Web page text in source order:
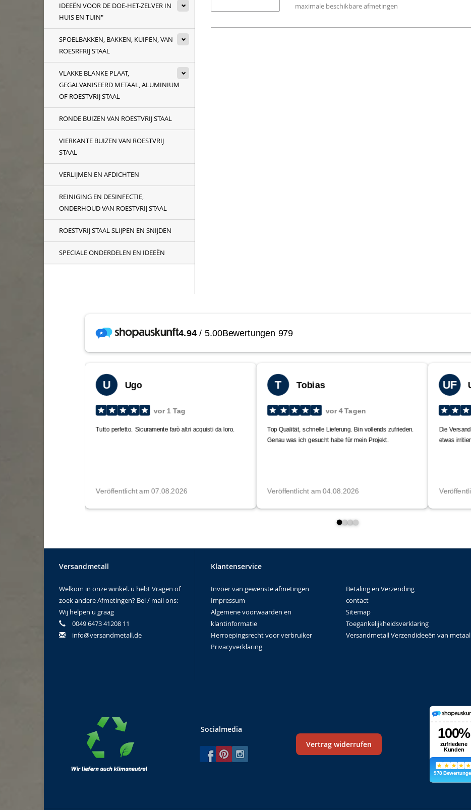
IDEEËN VOOR DE DOE-HET-ZELVER IN
HUIS EN TUIN"
SPOELBAKKEN, BAKKEN, KUIPEN, VAN
ROESRFRIJ STAAL
VLAKKE BLANKE PLAAT,
GEGALVANISEERD METAAL, ALUMINIUM
OF ROESTVRIJ STAAL
RONDE BUIZEN VAN ROESTVRIJ STAAL
VIERKANTE BUIZEN VAN ROESTVRIJ
STAAL
VERLIJMEN EN AFDICHTEN
REINIGING EN DESINFECTIE,
ONDERHOUD VAN ROESTVRIJ STAAL
ROESTVRIJ STAAL SLIJPEN EN SNIJDEN
SPECIALE ONDERDELEN EN IDEEËN
maximale beschikbare afmetingen
Versandmetall
Welkom in onze winkel. u hebt Vragen of
zoek andere Afmetingen? Bel / mail ons:
Wij helpen u graag
0049 6473 41208 11
info@versandmetall.de
Klantenservice
Invoer van gewenste afmetingen
Impressum
Algemene voorwaarden en
klantinformatie
Herroepingsrecht voor verbruiker
Privacyverklaring
Betaling en Verzending
contact
Sitemap
Toegankelijkheidsverklaring
Versandmetall Verzendideeën van metaal
Socialmedia
Vertrag widerrufen